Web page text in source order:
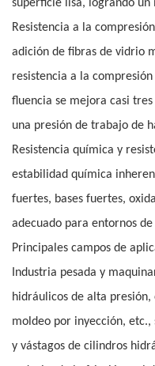
superficie lisa, logrando
Resistencia a la
adición de fibras de vidrio
resistencia a la
fluencia se mejora casi
una presión de trabajo de
Resistencia química y
estabilidad química
fuertes, bases fuertes,
adecuado para entornos
Principales campos de
Industria pesada y
hidráulicos de alta presión,
moldeo por inyección,
y vástagos de cilindros